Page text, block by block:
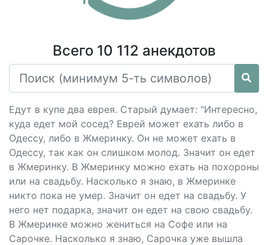
Всего 10 112 анекдотов
Едут в купе два еврея. Старый думает: "Интересно,
куда едет мой сосед? Еврей может ехать либо в
Одессу, либо в Жмеринку. Он не может ехать в
Одессу, так как он слишком молод. Значит он едет
в Жмеринку. В Жмеринку можно ехать на похороны
или на свадьбу. Насколько я знаю, в Жмеринке
никто пока не умер. Значит он едет на свадьбу. У
него нет подарка, значит он едет на свою свадьбу.
В Жмеринке можно жениться на Софе или на
Сарочке. Насколько я знаю, Сарочка уже вышла